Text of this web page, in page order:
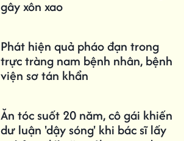
gây xôn xao
Phát hiện quả pháo đạn trong
trực tràng nam bệnh nhân, bệnh
viện sơ tán khẩn
Ăn tóc suốt 20 năm, cô gái khiến
dư luận 'dậy sóng' khi bác sĩ lấy